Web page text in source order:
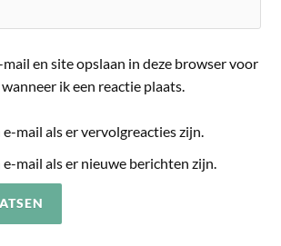
en site opslaan in deze browser voor
ik een reactie plaats.
mail als er vervolgreacties zijn.
mail als er nieuwe berichten zijn.